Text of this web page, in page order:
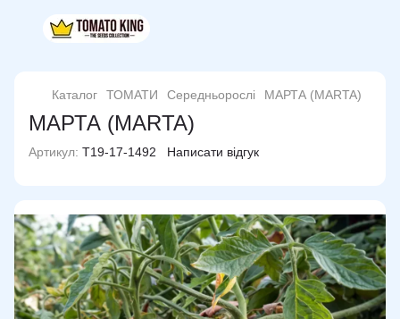
Каталог ТОМАТИ Середньорослі МАРТА (MARTA)
МАРТА (MARTA)
Артикул: T19-17-1492 Написати відгук